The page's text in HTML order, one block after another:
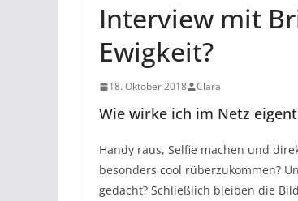
Interview mit
Ewigkeit?
18. Oktober 2018 Clara
Wie wirke ich im Netz
Handy raus, Selfie machen und
besonders cool rüberzukommen?
gedacht? Schließlich bleiben die